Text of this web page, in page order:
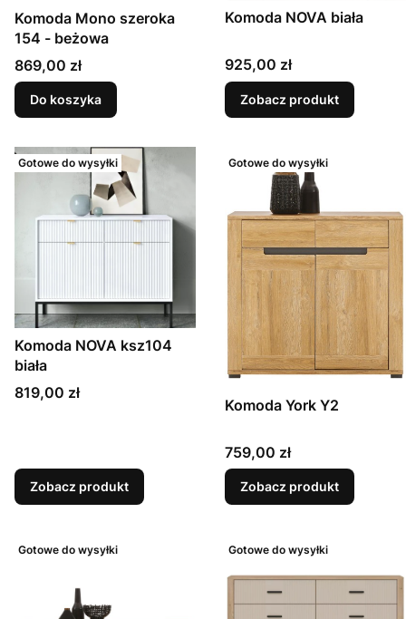
Komoda Mono szeroka
154 - beżowa
Cena
869,00 zł
Do koszyka
Komoda NOVA biała
Cena
925,00 zł
Zobacz produkt
Gotowe do wysyłki
Komoda NOVA ksz104
biała
Cena
819,00 zł
Zobacz produkt
Gotowe do wysyłki
Komoda York Y2
Cena
759,00 zł
Zobacz produkt
Gotowe do wysyłki Gotowe do wysyłki